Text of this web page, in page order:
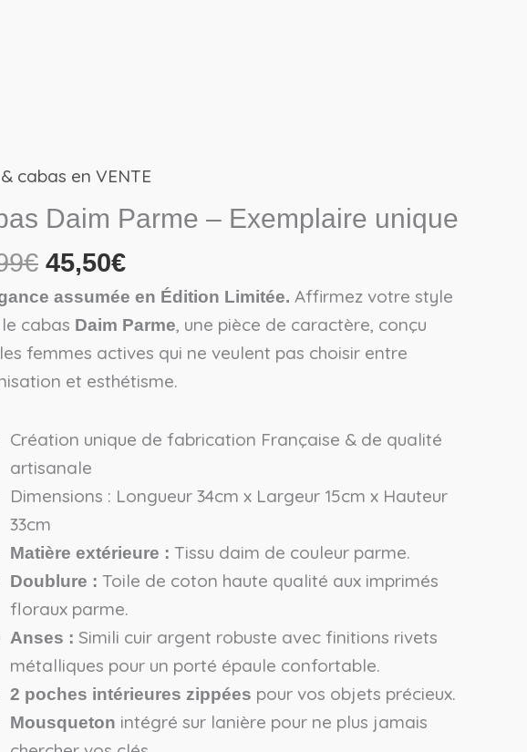
cabas en VENTE
Daim Parme – Exemplaire unique
€
Le
prix
initial
était :
69,99€.
45,50€
Le
prix
actuel
est :
45,50€.
assumée en Édition Limitée. Affirmez votre style
cabas Daim Parme, une pièce de caractère, conçu
femmes actives qui ne veulent pas choisir entre
et esthétisme.
Création unique de fabrication Française & de qualité
artisanale
Dimensions : Longueur 34cm x Largeur 15cm x Hauteur
33cm
Matière extérieure : Tissu daim de couleur parme.
Doublure : Toile de coton haute qualité aux imprimés
floraux parme.
Anses : Simili cuir argent robuste avec finitions rivets
métalliques pour un porté épaule confortable.
2 poches intérieures zippées pour vos objets précieux.
Mousqueton intégré sur lanière pour ne plus jamais